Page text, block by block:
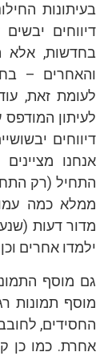
בעיתונות
דיווחים
בחדשות, אלא
והאחרים –
לעומת זאת,
לעיתון המודפס
דיווחים
אנחנו
התחיל (רק
ממלא כמה
מדור דעות
ילמדו אחרים
גם מוסף
מוסף תמונות
החסידים,
אחרת. כמו כן